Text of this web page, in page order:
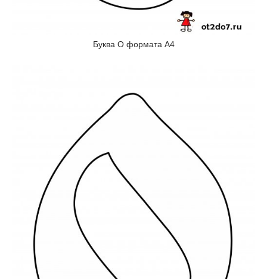
Буква О формата А4